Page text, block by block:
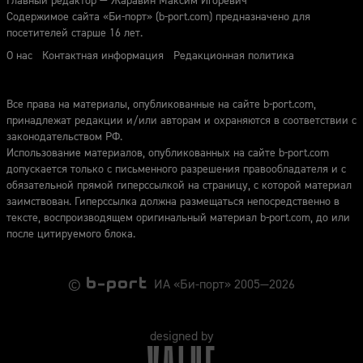
Содержимое сайта «Би-порт» (b-port.com) предназначено для
посетителей старше 16 лет.
О нас
Контактная информация Редакционная политика
Все права на материалы, опубликованные на сайте b-port.com,
принадлежат редакции и/или авторам и охраняются в соответствии с
законодательством РФ.
Использование материалов, опубликованных на сайте b-port.com
допускается только с письменного разрешения правообладателя и с
обязательной прямой гиперссылкой на страницу, с которой материал
заимствован. Гиперссылка должна размещаться непосредственно в
тексте, воспроизводящем оригинальный материал b-port.com, до или
после цитируемого блока.
© ИА «Би-порт» 2005—2026
designed by